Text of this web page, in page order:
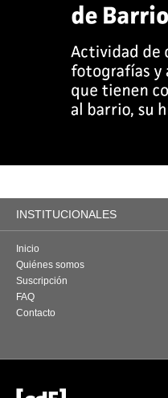
INSTITUCIONALES
Inicio
Quiénes somos
Suscripción
FAQ
Contacto